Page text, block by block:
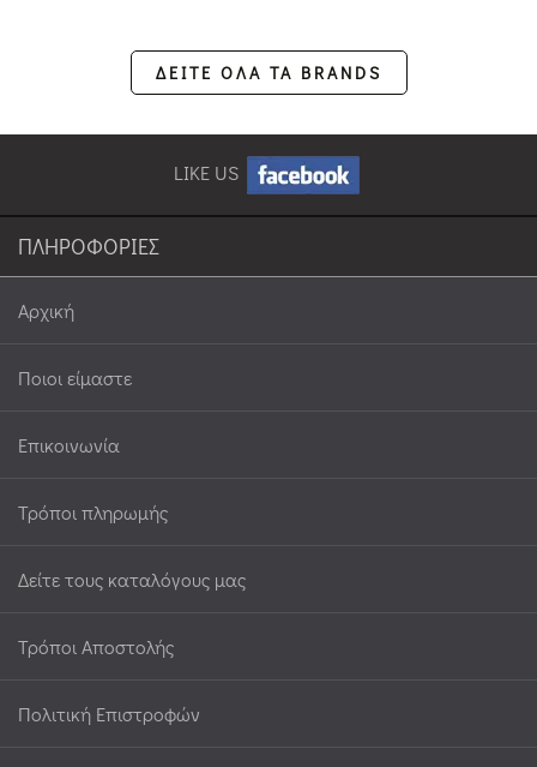
ΔΕΙΤΕ ΟΛΑ ΤΑ BRANDS
LIKE US
ΠΛΗΡΟΦΟΡΙΕΣ
Αρχική
Ποιοι είμαστε
Επικοινωνία
Τρόποι πληρωμής
Δείτε τους καταλόγους μας
Τρόποι Αποστολής
Πολιτική Επιστροφών